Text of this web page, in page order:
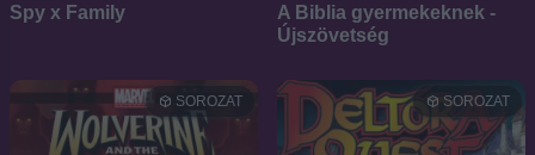
Spy x Family
A Biblia gyermekeknek -
Újszövetség
SOROZAT SOROZAT